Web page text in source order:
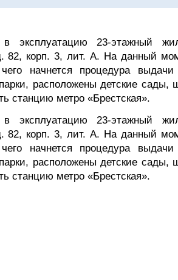
эксплуатацию 23-этажный
82, корп. 3, лит. А. На данный
начнется процедура
расположены детские
станцию метро «Брестская».
эксплуатацию 23-этажный
82, корп. 3, лит. А. На данный
начнется процедура
расположены детские
станцию метро «Брестская».